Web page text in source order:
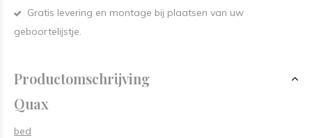
Gratis levering en montage bij plaatsen van uw
geboortelijstje.
Productomschrijving
Quax
bed